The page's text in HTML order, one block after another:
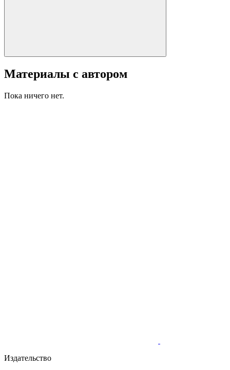
Материалы с автором
Пока ничего нет.
Издательство